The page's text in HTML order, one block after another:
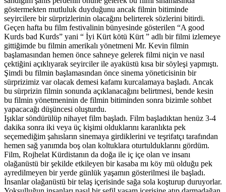
göstermekten mutluluk duyduğunu ancak filmin bitiminde
seyircilere bir sürprizlerinin olacağını belirterek sözlerini bitirdi.
Geçen hafta bu film festivalinin bünyesinde gösterilen “A good
Kurds bad Kurds” yani “ İyi Kürt kötü Kürt ” adlı bir filmi izlemeye
gittiğimde bu filmin amerikalı yönetmeni Mr. Kevin filmin
başlamasından hemen önce sahneye gelerek filmi niçin ve nasıl
çektiğini açıklıyarak seyirciler ile ayaküstü kısa bir söyleşi yapmıştı.
Şimdi bu filmin başlamasından önce sinema yöneticisinin bir
sürprizimiz var olacak demesi kafamı kurcalamaya başladı. Ancak
bu sürprizin filmin sonunda açıklanacağını belirtmesi, bende kesin
bu filmin yönetmeninin de filmin bitiminden sonra bizimle sohbet
yapacacağı düşüncesi oluşturdu.
Işıklar söndürülüp nihayet film başladı. Film başladıktan henüz 3-4
dakika sonra iki veya üç kişimi olduklarını karanlıkta pek
seçemediğim şahısların sinemaya girdiklerini ve teşrifatçı tarafından
hemen sağ yanımda boş olan koltuklara oturtulduklarını gördüm.
Film, Rojhelat Kürdistanın da doğa ile iç içe olan ve insanı
olağanüstü bir şekilde etkileyen bir kasaba mı köy mü olduğu pek
ayredilmeyen bir yerde günlük yaşamın gösterilmesi ile başladı.
İnsanlar olağanüstü bir telaş içerisinde sağa sola koşturup duruyorlar.